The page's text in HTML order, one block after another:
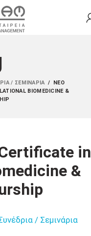
/ ΣΕΜΙΝΆΡΙΑ /
ΝΈΟ
BIOMEDICINE &
in
&
/ Σεμινάρια